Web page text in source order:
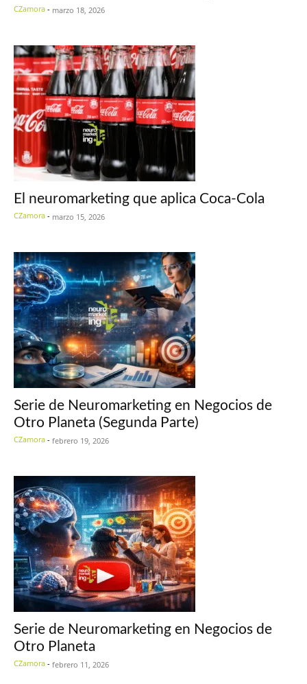
CZamora - marzo 18, 2026
El neuromarketing que aplica Coca-Cola
CZamora - marzo 15, 2026
Serie de Neuromarketing en Negocios de
Otro Planeta (Segunda Parte)
CZamora - febrero 19, 2026
Serie de Neuromarketing en Negocios de
Otro Planeta
CZamora - febrero 11, 2026